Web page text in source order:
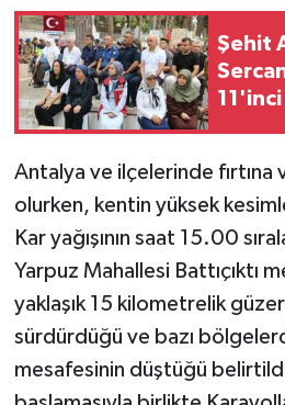
Şehit
11'inci
Antalya ve ilçelerinde fırtına
olurken, kentin yüksek
Kar yağışının saat 15.00
Yarpuz Mahallesi Battıçıktı
yaklaşık 15 kilometrelik
sürdürdüğü ve bazı
mesafesinin düştüğü belirtildi.